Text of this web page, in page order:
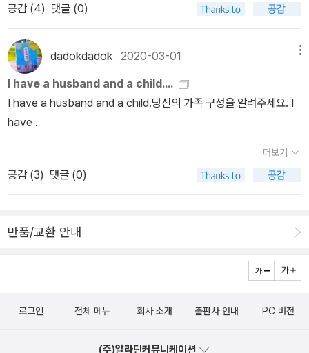
당신도 그 변화의 주인공이 될 수 있다. 우연히 만난 외국인에게, 혹은
여행지나 비즈니스 현장에서 주저없이 영어로 말하는 모습을 상상해
왔던 모든 이들에게 이 책이 자신감을 불어넣어줄 것이다.
공감 (4) 댓글 (0)
dadokdadok 2020-03-01
I have a husband and a child....
I have a husband and a child.당신의 가족 구성을 알려주세요. I
have .
더보기
공감 (3) 댓글 (0)
반품/교환 안내
로그인 전체 메뉴 회사 소개 출판사 안내 PC 버전
(주)알라딘커뮤니케이션